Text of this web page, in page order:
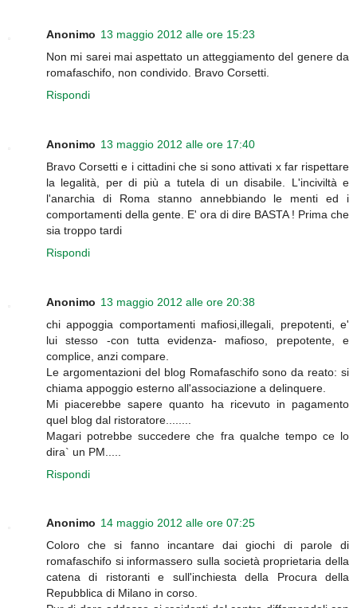
Anonimo 13 maggio 2012 alle ore 15:23
Non mi sarei mai aspettato un atteggiamento del genere da
romafaschifo, non condivido. Bravo Corsetti.
Rispondi
Anonimo 13 maggio 2012 alle ore 17:40
Bravo Corsetti e i cittadini che si sono attivati x far rispettare
la legalità, per di più a tutela di un disabile. L'inciviltà e
l'anarchia di Roma stanno annebbiando le menti ed i
comportamenti della gente. E' ora di dire BASTA ! Prima che
sia troppo tardi
Rispondi
Anonimo 13 maggio 2012 alle ore 20:38
chi appoggia comportamenti mafiosi,illegali, prepotenti, e'
lui stesso -con tutta evidenza- mafioso, prepotente, e
complice, anzi compare.
Le argomentazioni del blog Romafaschifo sono da reato: si
chiama appoggio esterno all'associazione a delinquere.
Mi piacerebbe sapere quanto ha ricevuto in pagamento
quel blog dal ristoratore........
Magari potrebbe succedere che fra qualche tempo ce lo
dira` un PM.....
Rispondi
Anonimo 14 maggio 2012 alle ore 07:25
Coloro che si fanno incantare dai giochi di parole di
romafaschifo si informassero sulla società proprietaria della
catena di ristoranti e sull'inchiesta della Procura della
Repubblica di Milano in corso.